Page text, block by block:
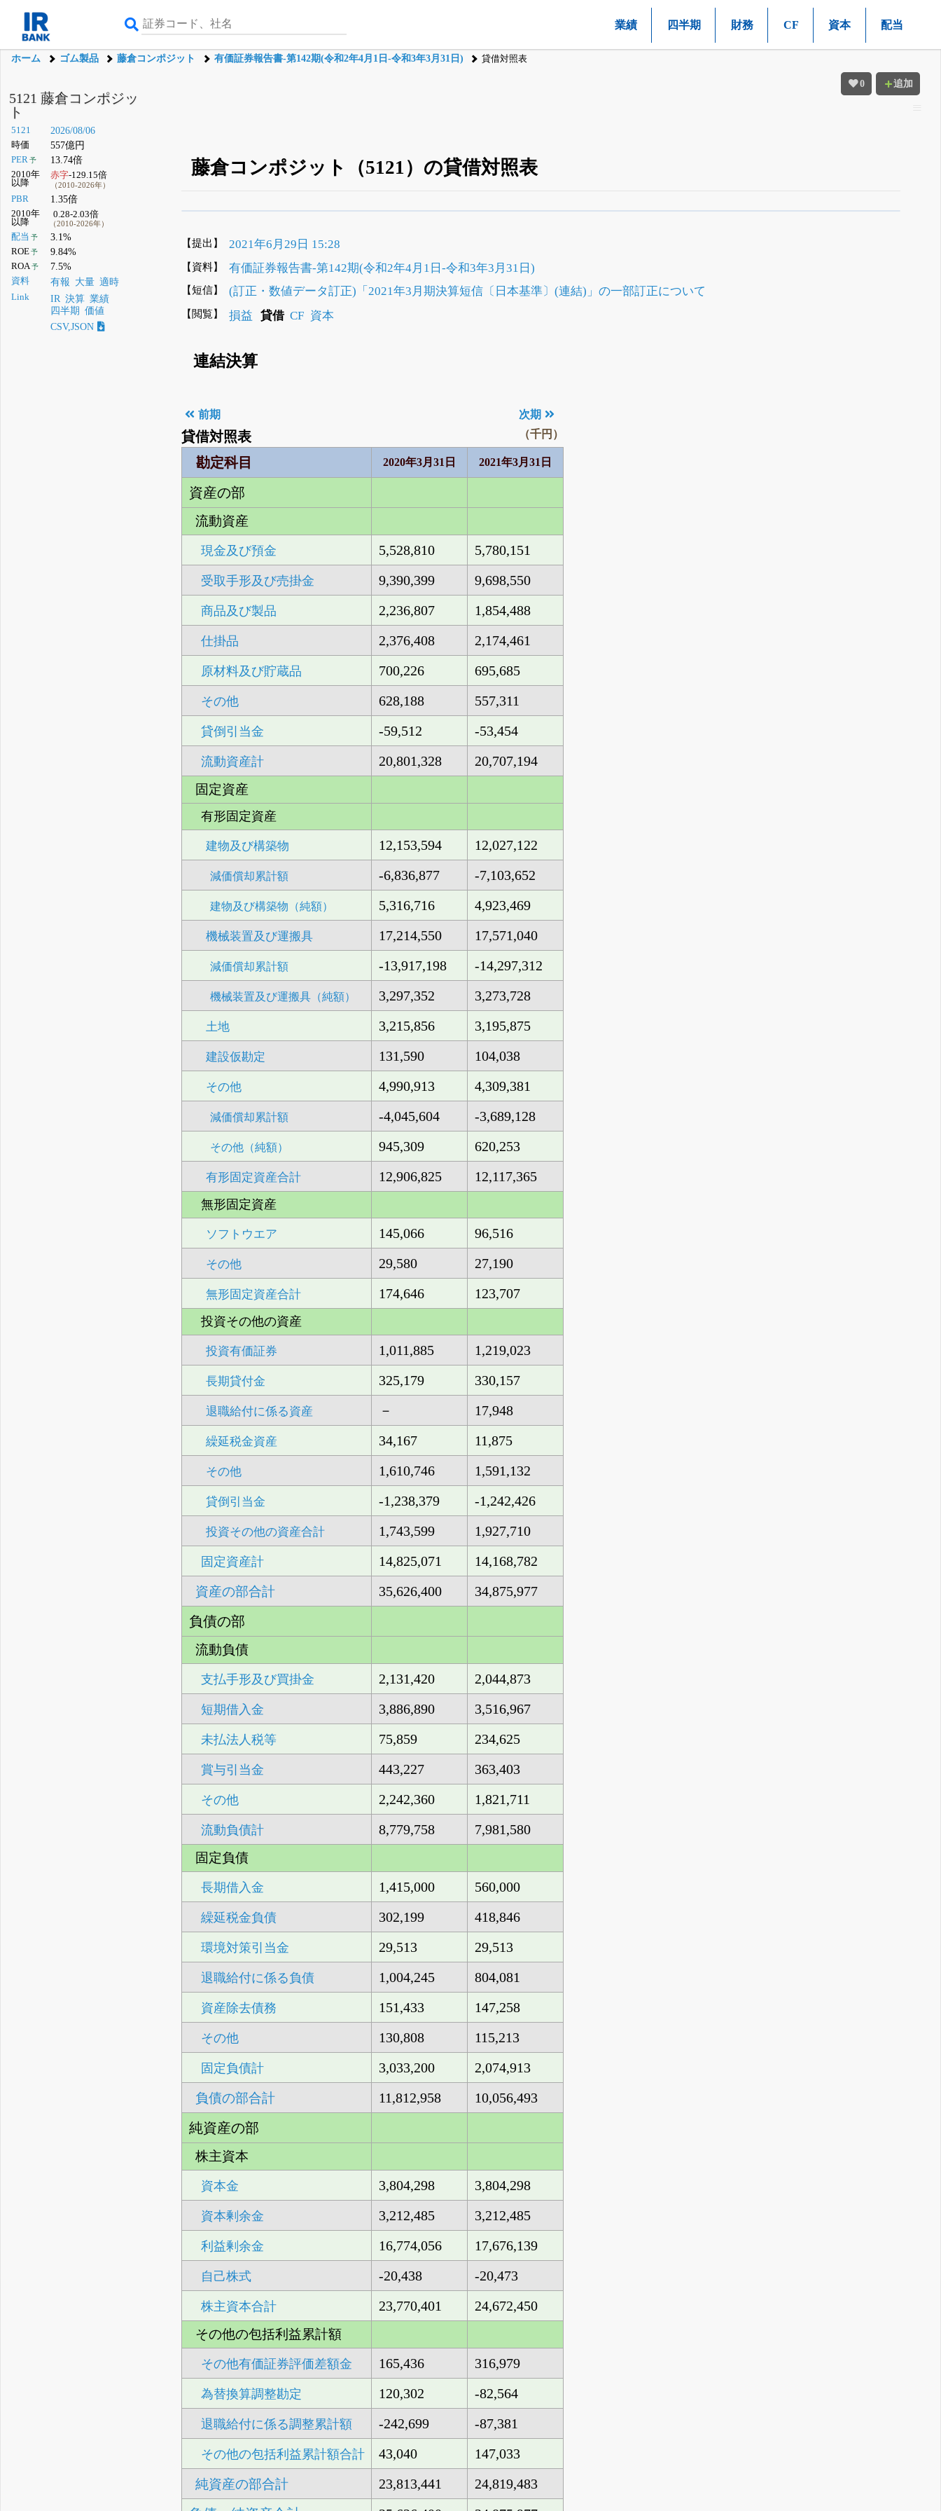
業績 四半期 財務 CF 資本 配当
ホーム ゴム製品 藤倉コンポジット 有価証券報告書-第142期(令和2年4月1日-令和3年3月31日) 貸借対照表
0 追加
5121 藤倉コンポジッ
ト
5121 2026/08/06
時価 557億円
PER予 13.74倍
2010年
以降
赤字-129.15倍
（2010-2026年）
PBR 1.35倍
2010年
以降
0.28-2.03倍
（2010-2026年）
配当 予 3.1%
ROE予 9.84%
ROA 予 7.5%
資料 有報 大量 適時
Link IR 決算 業績
四半期 価値
CSV,JSON
藤倉コンポジット（5121）の貸借対照表
無料でβ版をはじめる
登録すると永久30%OFFと米株版の先行利用も付きます
【提出】 2021年6月29日 15:28
【資料】 有価証券報告書-第142期(令和2年4月1日-令和3年3月31日)
【短信】 (訂正・数値データ訂正)「2021年3月期決算短信〔日本基準〕(連結)」の一部訂正について
【閲覧】 損益 貸借 CF 資本
連結決算
前期 次期
貸借対照表 （千円）
勘定科目 2020年3月31日 2021年3月31日
資産の部
流動資産
現金及び預金 5,528,810 5,780,151
受取手形及び売掛金 9,390,399 9,698,550
商品及び製品 2,236,807 1,854,488
仕掛品 2,376,408 2,174,461
原材料及び貯蔵品 700,226 695,685
その他 628,188 557,311
貸倒引当金 -59,512 -53,454
流動資産計 20,801,328 20,707,194
固定資産
有形固定資産
建物及び構築物 12,153,594 12,027,122
減価償却累計額 -6,836,877 -7,103,652
建物及び構築物（純額） 5,316,716 4,923,469
機械装置及び運搬具 17,214,550 17,571,040
減価償却累計額 -13,917,198 -14,297,312
機械装置及び運搬具（純額） 3,297,352 3,273,728
土地 3,215,856 3,195,875
建設仮勘定 131,590 104,038
その他 4,990,913 4,309,381
減価償却累計額 -4,045,604 -3,689,128
その他（純額） 945,309 620,253
有形固定資産合計 12,906,825 12,117,365
無形固定資産
ソフトウエア 145,066 96,516
その他 29,580 27,190
無形固定資産合計 174,646 123,707
投資その他の資産
投資有価証券 1,011,885 1,219,023
長期貸付金 325,179 330,157
退職給付に係る資産 － 17,948
繰延税金資産 34,167 11,875
その他 1,610,746 1,591,132
貸倒引当金 -1,238,379 -1,242,426
投資その他の資産合計 1,743,599 1,927,710
固定資産計 14,825,071 14,168,782
資産の部合計 35,626,400
34,875,977
負債の部
流動負債
支払手形及び買掛金 2,131,420 2,044,873
短期借入金 3,886,890 3,516,967
未払法人税等 75,859 234,625
賞与引当金 443,227 363,403
その他 2,242,360 1,821,711
流動負債計 8,779,758 7,981,580
固定負債
長期借入金 1,415,000 560,000
繰延税金負債 302,199 418,846
環境対策引当金 29,513 29,513
退職給付に係る負債 1,004,245 804,081
資産除去債務 151,433 147,258
その他 130,808 115,213
固定負債計 3,033,200 2,074,913
負債の部合計 11,812,958
10,056,493
純資産の部
株主資本
資本金 3,804,298 3,804,298
資本剰余金 3,212,485 3,212,485
利益剰余金 16,774,056 17,676,139
自己株式 -20,438 -20,473
株主資本合計 23,770,401 24,672,450
その他の包括利益累計額
その他有価証券評価差額金 165,436 316,979
為替換算調整勘定 120,302 -82,564
退職給付に係る調整累計額 -242,699 -87,381
その他の包括利益累計額合計 43,040 147,033
純資産の部合計 23,813,441
24,819,483